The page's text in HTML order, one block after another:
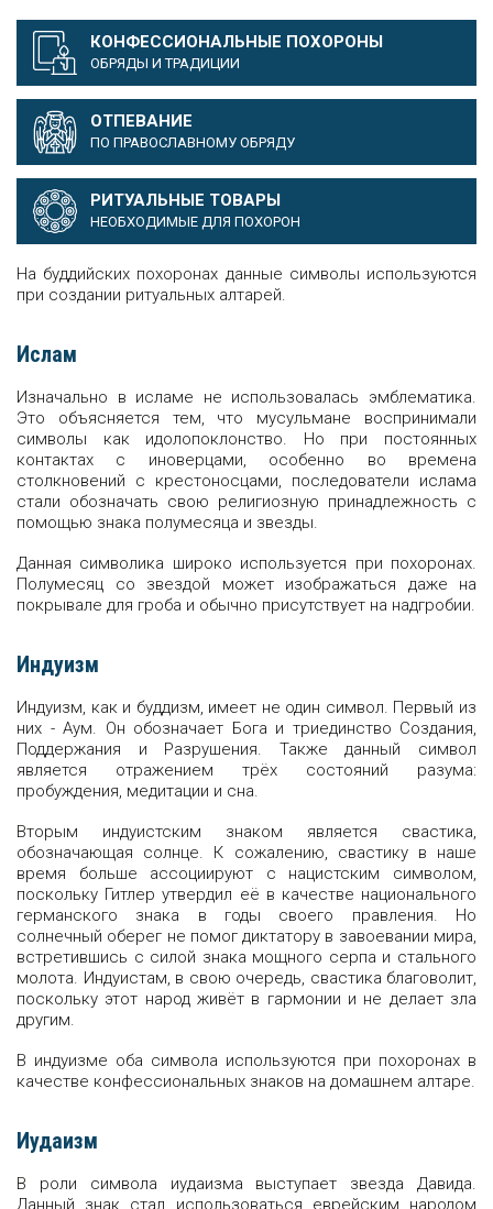
КОНФЕССИОНАЛЬНЫЕ ПОХОРОНЫ
ОБРЯДЫ И ТРАДИЦИИ
ОТПЕВАНИЕ
ПО ПРАВОСЛАВНОМУ ОБРЯДУ
РИТУАЛЬНЫЕ ТОВАРЫ
НЕОБХОДИМЫЕ ДЛЯ ПОХОРОН
На буддийских похоронах данные символы используются
при создании ритуальных алтарей.
Ислам
Изначально в исламе не использовалась эмблематика.
Это объясняется тем, что мусульмане воспринимали
символы как идолопоклонство. Но при постоянных
контактах с иноверцами, особенно во времена
столкновений с крестоносцами, последователи ислама
стали обозначать свою религиозную принадлежность с
помощью знака полумесяца и звезды.
Данная символика широко используется при похоронах.
Полумесяц со звездой может изображаться даже на
покрывале для гроба и обычно присутствует на надгробии.
Индуизм
Индуизм, как и буддизм, имеет не один символ. Первый из
них - Аум. Он обозначает Бога и триединство Создания,
Поддержания и Разрушения. Также данный символ
является отражением трëх состояний разума:
пробуждения, медитации и сна.
Вторым индуистским знаком является свастика,
обозначающая солнце. К сожалению, свастику в наше
время больше ассоциируют с нацистским символом,
поскольку Гитлер утвердил еë в качестве национального
германского знака в годы своего правления. Но
солнечный оберег не помог диктатору в завоевании мира,
встретившись с силой знака мощного серпа и стального
молота. Индуистам, в свою очередь, свастика благоволит,
поскольку этот народ живëт в гармонии и не делает зла
другим.
В индуизме оба символа используются при похоронах в
качестве конфессиональных знаков на домашнем алтаре.
Иудаизм
В роли символа иудаизма выступает звезда Давида.
Данный знак стал использоваться еврейским народом